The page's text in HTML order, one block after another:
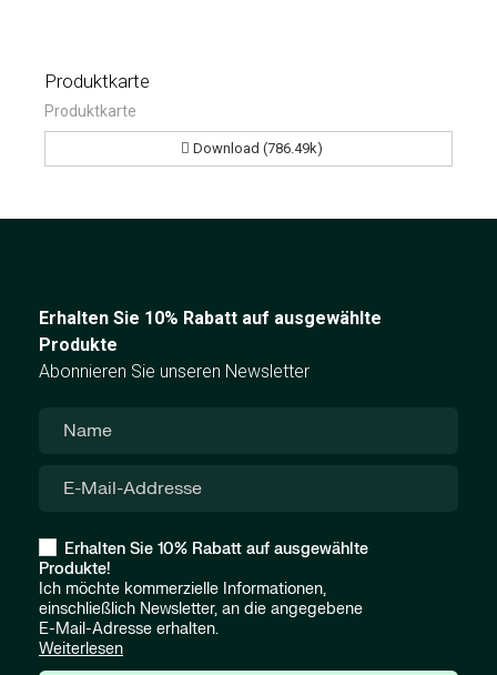
Produktkarte
Produktkarte
Download (786.49k)
Erhalten Sie 10% Rabatt auf ausgewählte
Produkte
Abonnieren Sie unseren Newsletter
Erhalten Sie 10% Rabatt auf ausgewählte
Produkte!
Ich möchte kommerzielle Informationen,
einschließlich Newsletter, an die angegebene
E-Mail-Adresse erhalten.
Weiterlesen